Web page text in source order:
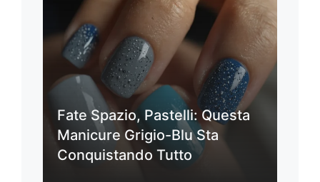
Fate Spazio, Pastelli: Questa
Manicure Grigio-Blu Sta
Conquistando Tutto